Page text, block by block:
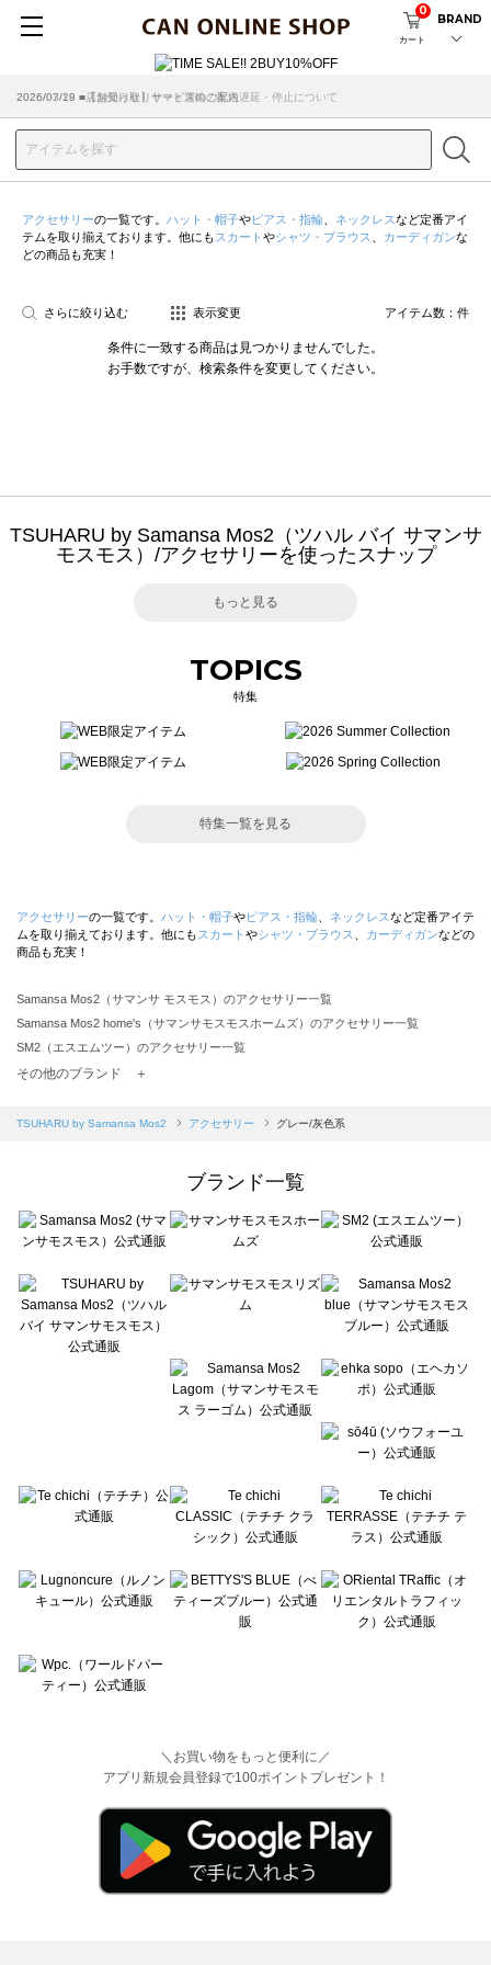
カート
0
BRAND
2026/07/29 ■【お知らせ】ヤマト運輸の配送遅延・停止について
2026/03/18 ■店舗受け取りサービスのご案内
アクセサリーの一覧です。 ハット・帽子やピアス・指輪 ネックレスなど定番アイ
テムを取り揃えております。他にも スカート やシャツ・ブラウス カーディガンな
どの商品も充実！
さらに絞り込む 表示変更 アイテム数： 件
条件に一致する商品は見つかりませんでした。
お手数ですが、検索条件を変更してください。
TSUHARU by Samansa Mos2（ツハル バイ サマンサ
モスモス）/アクセサリーを使ったスナップ
もっと見る
TOPICS
特集
特集一覧を見る
アクセサリーの一覧です。 ハット・帽子やピアス・指輪 ネックレスなど定番アイテ
ムを取り揃えております。他にも スカート やシャツ・ブラウス カーディガンなどの
商品も充実！
Samansa Mos2（サマンサ モスモス）のアクセサリー一覧
Samansa Mos2 home's（サマンサモスモスホームズ）のアクセサリー一覧
SM2（エスエムツー）のアクセサリー一覧
TSUHARU by Samansa Mos2（ツハルバイサマンサモスモス）のアクセサリー一覧
Samansa Mos2 blue（サマンサモスモス ブルー）のアクセサリー一覧
sō4ū（ソウフォーユー）のアクセサリー一覧
Te chichi（テチチ）のアクセサリー一覧
Te chichi CLASSIC（テチチ クラシック）のアクセサリー一覧
Lugnoncure（ルノンキュール）のアクセサリー一覧
BETTY'S BLUE（べティーズブルー）のアクセサリー一覧
Wpc.（ワールドパーティー）のアクセサリー一覧
その他のブランド ＋
TSUHARU by Samansa Mos2 アクセサリー グレー/灰色系
ブランド一覧
＼お買い物をもっと便利に／
アプリ新規会員登録で100ポイントプレゼント！